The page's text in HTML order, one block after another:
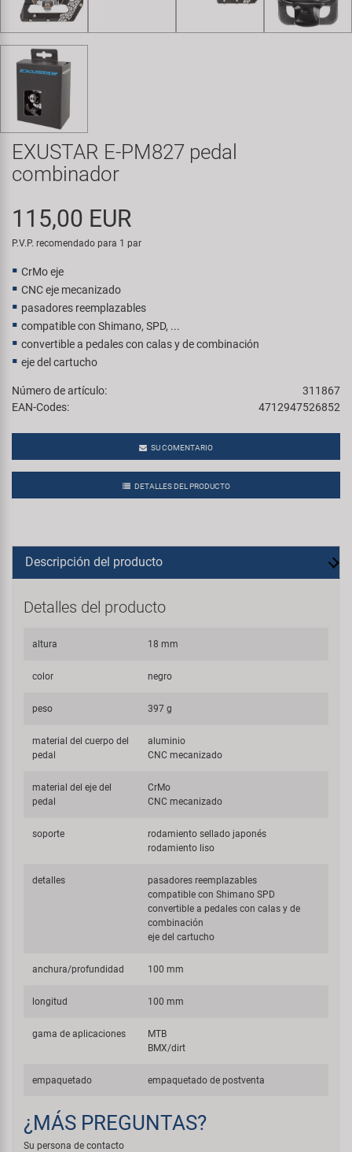
Transporte y Aparcamiento
Super B
Trail-Gator
Velo
Todas las marcas
EXUSTAR E-PM827 pedal
combinador
115,00 EUR
P.V.P. recomendado para 1 par
CrMo eje
CNC eje mecanizado
pasadores reemplazables
compatible con Shimano, SPD, ...
convertible a pedales con calas y de combinación
eje del cartucho
Número de artículo:
311867
EAN-Codes:
4712947526852
SU COMENTARIO
DETALLES DEL PRODUCTO
Descripción del producto
Detalles del producto
altura 18 mm
color negro
peso 397 g
material del cuerpo del
pedal
aluminio
CNC mecanizado
material del eje del
pedal
CrMo
CNC mecanizado
soporte
rodamiento sellado japonés
rodamiento liso
detalles
pasadores reemplazables
compatible con Shimano SPD
convertible a pedales con calas y de
combinación
eje del cartucho
anchura/profundidad 100 mm
longitud 100 mm
gama de aplicaciones
MTB
BMX/dirt
empaquetado empaquetado de postventa
¿MÁS PREGUNTAS?
Su persona de contacto